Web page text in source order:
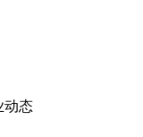
动态